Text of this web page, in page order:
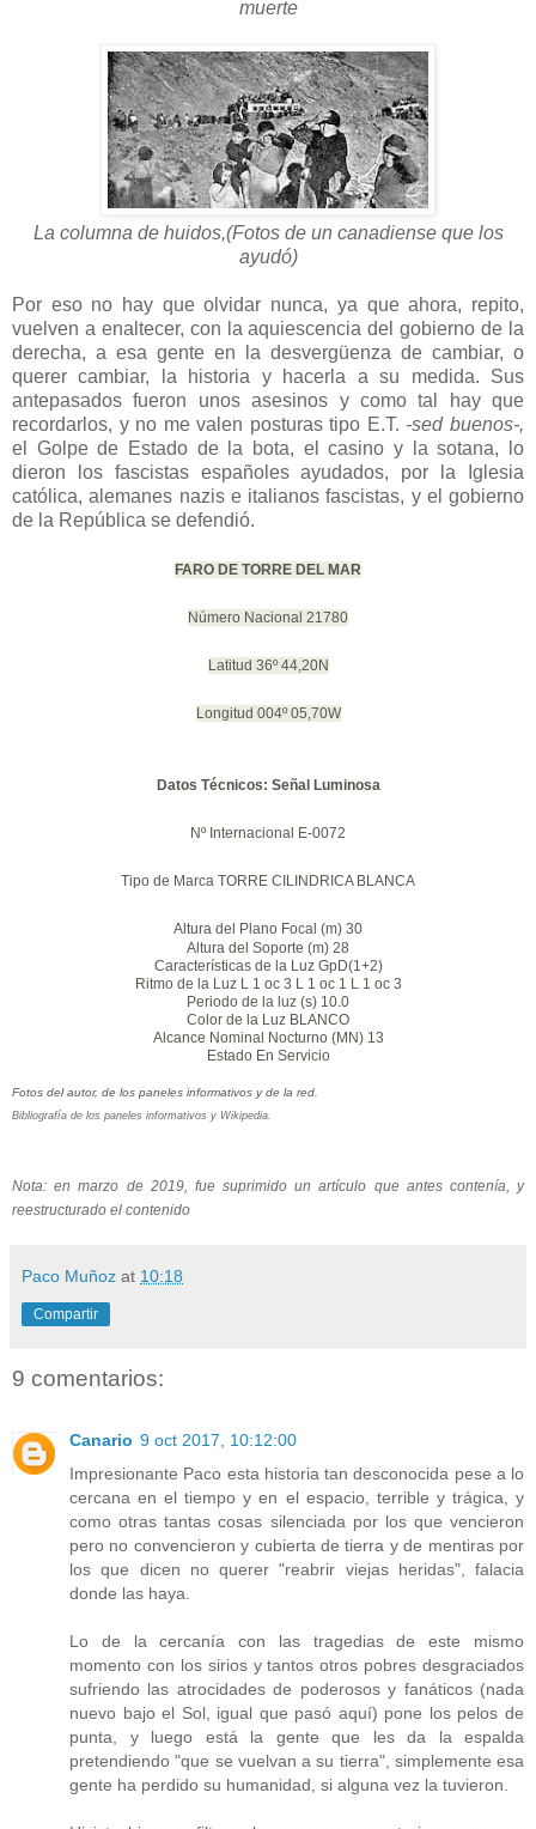
muerte
La columna de huidos,(Fotos de un canadiense que los
ayudó)
Por eso no hay que olvidar nunca, ya que ahora, repito,
vuelven a enaltecer, con la aquiescencia del gobierno de la
derecha, a esa gente en la desvergüenza de cambiar, o
querer cambiar, la historia y hacerla a su medida. Sus
antepasados fueron unos asesinos y como tal hay que
recordarlos, y no me valen posturas tipo E.T. -sed buenos-,
el Golpe de Estado de la bota, el casino y la sotana, lo
dieron los fascistas españoles ayudados, por la Iglesia
católica, alemanes nazis e italianos fascistas, y el gobierno
de la República se defendió.
FARO DE TORRE DEL MAR
Número Nacional 21780
Latitud 36º 44,20N
Longitud 004º 05,70W
Datos Técnicos: Señal Luminosa
Nº Internacional E-0072
Tipo de Marca TORRE CILINDRICA BLANCA
Altura del Plano Focal (m) 30
Altura del Soporte (m) 28
Características de la Luz GpD(1+2)
Ritmo de la Luz L 1 oc 3 L 1 oc 1 L 1 oc 3
Periodo de la luz (s) 10.0
Color de la Luz BLANCO
Alcance Nominal Nocturno (MN) 13
Estado En Servicio
Fotos del autor, de los paneles informativos y de la red.
Bibliografía de los paneles informativos y Wikipedia.
Nota: en marzo de 2019, fue suprimido un artículo que antes contenía, y
reestructurado el contenido
Paco Muñoz at 10:18
Compartir
9 comentarios:
Canario 9 oct 2017, 10:12:00
Impresionante Paco esta historia tan desconocida pese a lo
cercana en el tiempo y en el espacio, terrible y trágica, y
como otras tantas cosas silenciada por los que vencieron
pero no convencieron y cubierta de tierra y de mentiras por
los que dicen no querer "reabrir viejas heridas", falacia
donde las haya.
Lo de la cercanía con las tragedias de este mismo
momento con los sirios y tantos otros pobres desgraciados
sufriendo las atrocidades de poderosos y fanáticos (nada
nuevo bajo el Sol, igual que pasó aquí) pone los pelos de
punta, y luego está la gente que les da la espalda
pretendiendo "que se vuelvan a su tierra", simplemente esa
gente ha perdido su humanidad, si alguna vez la tuvieron.